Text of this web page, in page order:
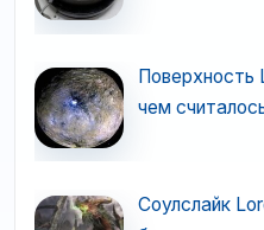
чем
Соулслайк